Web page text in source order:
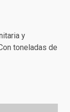
y
toneladas de